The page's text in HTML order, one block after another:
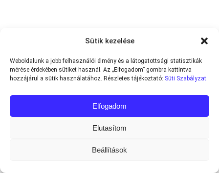
Sütik kezelése
Weboldalunk a jobb felhasználói élmény és a látogatottsági statisztikák
mérése érdekében sütiket használ. Az „Elfogadom” gombra kattintva
hozzájárul a sütik használatához. Részletes tájékoztató: Süti Szabályzat
Elfogadom
Elutasítom
Beállítások